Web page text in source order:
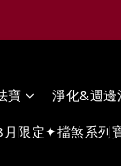
寶 淨化&週邊
月限定✦擋煞系列